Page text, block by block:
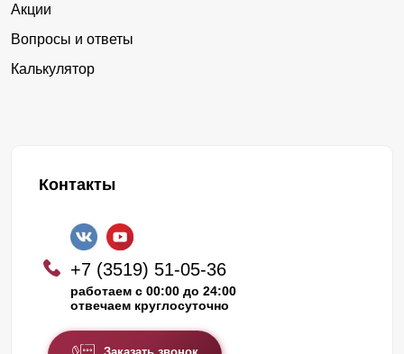
Акции
Вопросы и ответы
Калькулятор
Контакты
+7 (3519) 51-05-36
работаем с 00:00 до 24:00
отвечаем круглосуточно